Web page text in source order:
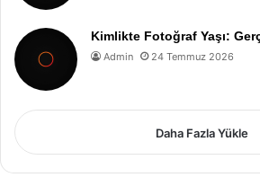
Kimlikte Fotoğraf Yaşı:
Admin 24 Temmuz 2026
Daha Fazla Yükle